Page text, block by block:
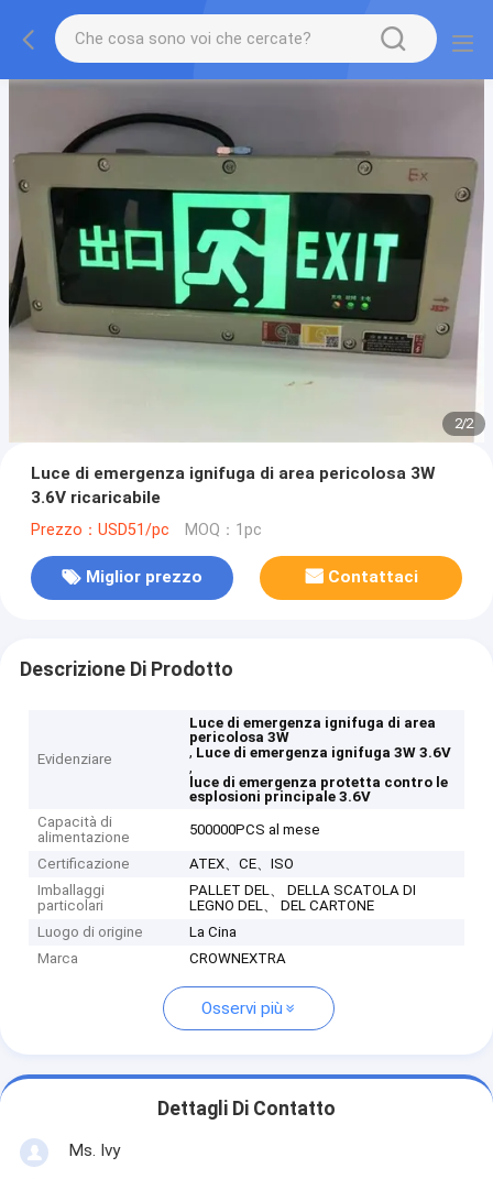
2/2
Luce di emergenza ignifuga di area pericolosa 3W
3.6V ricaricabile
Prezzo：USD51/pc MOQ：1pc
Miglior prezzo Contattaci
Descrizione Di Prodotto
Evidenziare
Luce di emergenza ignifuga di area
pericolosa 3W
, Luce di emergenza ignifuga 3W 3.6V
,
luce di emergenza protetta contro le
esplosioni principale 3.6V
Capacità di
alimentazione
500000PCS al mese
Certificazione
ATEX、CE、ISO
Imballaggi
particolari
PALLET DEL、 DELLA SCATOLA DI
LEGNO DEL、 DEL CARTONE
Luogo di origine
La Cina
Marca
CROWNEXTRA
Osservi più
Dettagli Di Contatto
Ms. Ivy